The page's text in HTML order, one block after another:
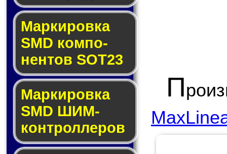
Маркировка
SMD ком­по­
нен­тов SOT23
Маркировка
SMD ШИМ-
кон­трол­ле­ров
П